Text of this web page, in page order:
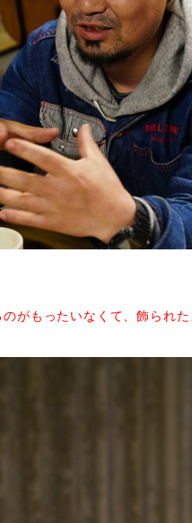
がもったいなくて、飾られ